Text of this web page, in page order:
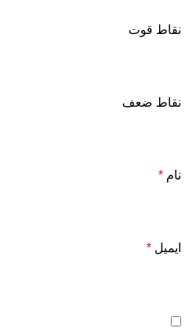
نقاط قوت
نقاط ضعف
نام *
ایمیل *